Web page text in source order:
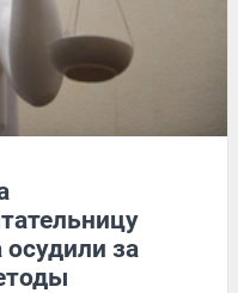
осудили за